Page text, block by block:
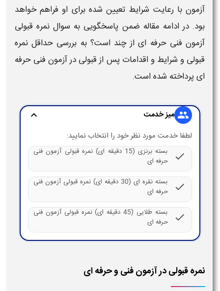
آزمون با رعایت شرایط تعیین شده برای او فراهم خواهد
بود. در ادامه مقاله ضمن پاسخگویی به سوالنمره قبولی
آزمون فنی حرفه ای از چند است؟به بررسی حداقل نمره
قبولیو شرایطواقدامات پس از قبولی در آزمون فنی حرفه
ایپرداخته شده است.
group میز خدمت expand_more
لطفا خدمت مورد نظر خود را انتخاب نمایید:
check
بسته برنزی (15 دقیقه ای) نمره قبولی آزمون فنی
حرفه ای
check
بسته نقره ای (30 دقیقه ای) نمره قبولی آزمون فنی
حرفه ای
check
بسته طلایی (45 دقیقه ای) نمره قبولی آزمون فنی
حرفه ای
نمره قبولی در آزمون فنی و حرفه ای